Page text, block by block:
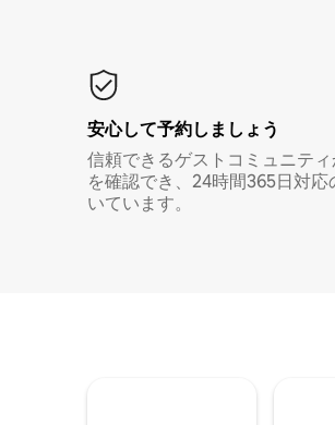
安心して予約しましょう
信頼できるゲストコミュニテ
を確認でき、24時間365日対
いています。